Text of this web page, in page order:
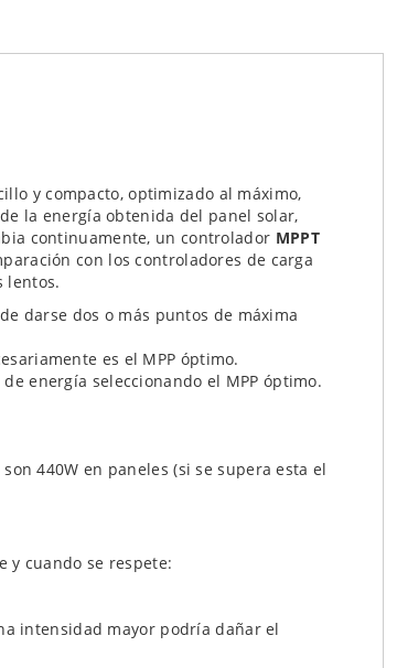
y compacto, optimizado al máximo,
la energía obtenida del panel solar,
continuamente, un controlador MPPT
con los controladores de carga
lentos.
darse dos o más puntos de máxima
es el MPP óptimo.
energía seleccionando el MPP óptimo.
440W en paneles (si se supera esta el
y cuando se respete:
intensidad mayor podría dañar el